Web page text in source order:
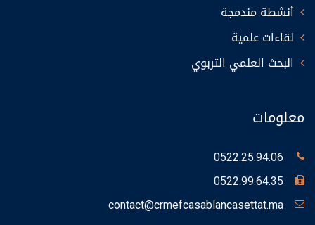
أنشطة مندمجة
لقاءات علمية
البحث العلمي التربوي
معلومات
0522.25.94.06
0522.99.64.35
contact@crmefcasablancasettat.ma